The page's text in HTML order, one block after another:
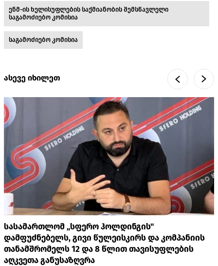
ენმ-ის ხელისუფლების საქმიანობის შემსწავლელი
საგამოძიებო კომისია
საგამოძიებო კომისია
ასევე იხილეთ
სასამართლომ „სფერო ჰოლდინგის"
დამფუძნებელს, გივი წულეისკირს და კომპანიის
თანამშრომელს 12 და 8 წლით თავისუფლების
აღკვეთა განუსაზღვრა